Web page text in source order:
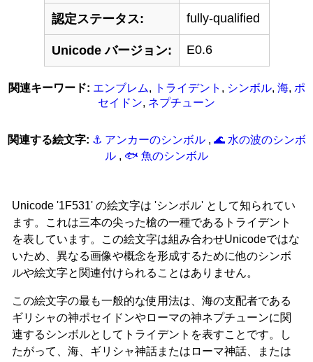
認定ステータス: fully-qualified
Unicode バージョン: E0.6
関連キーワード: エンブレム, トライデント , シンボル, 海, ポ
セイドン, ネプチューン
関連する絵文字: ⚓ アンカーのシンボル , 🌊 水の波のシンボ
ル , 🐟 魚のシンボル
Unicode '1F531' の絵文字は 'シンボル' として知られてい
ます。これは三本の尖った槍の一種であるトライデント
を表しています。この絵文字は組み合わせUnicodeではな
いため、異なる画像や概念を形成するために他のシンボ
ルや絵文字と関連付けられることはありません。
この絵文字の最も一般的な使用法は、海の支配者である
ギリシャの神ポセイドンやローマの神ネプチューンに関
連するシンボルとしてトライデントを表すことです。し
たがって、海、ギリシャ神話またはローマ神話、または